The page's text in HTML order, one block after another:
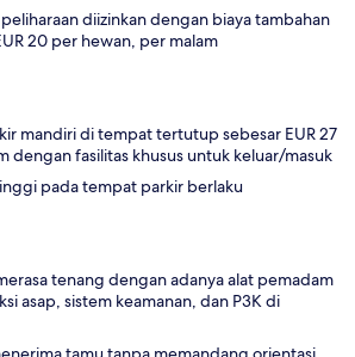
diizinkan dengan biaya tambahan
20 per hewan, per malam
mandiri di tempat tertutup sebesar EUR 27
dengan fasilitas khusus untuk keluar/masuk
pada tempat parkir berlaku
tenang dengan adanya alat pemadam
asap, sistem keamanan, dan P3K di